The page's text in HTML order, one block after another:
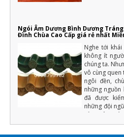
Ngói Âm Dương Bình Dương
Đình Chùa Cao Cấp giá rẻ nhất
Nghe tới
không ít
chúng ta.
vô cùng quen
ngôi đền,
những
đã được
những đội
sản xuât
màu men